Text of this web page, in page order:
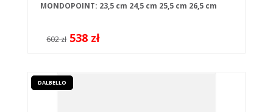
MONDOPOINT: 23,5 cm 24,5 cm 25,5 cm 26,5 cm
602 zł 538 zł
DALBELLO